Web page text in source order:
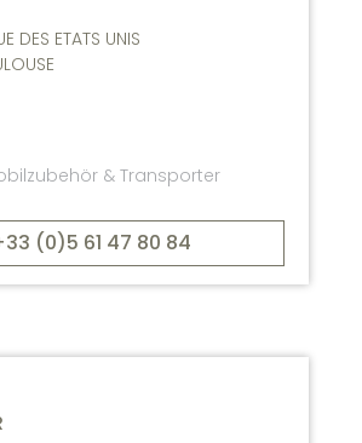
DES ETATS UNIS
& Transporter
(0)5 61 47 80 84